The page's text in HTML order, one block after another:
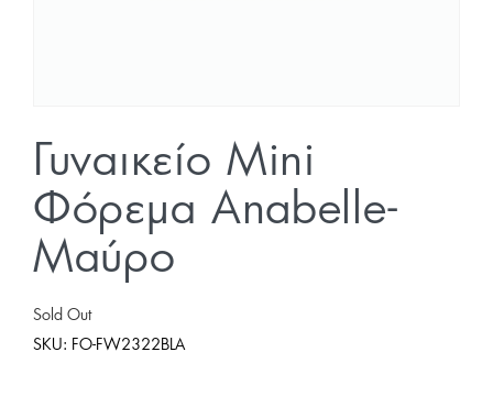
Γυναικείο Mini
Φόρεμα Anabelle-
Μαύρο
Sold Out
SKU: FO-FW2322BLA